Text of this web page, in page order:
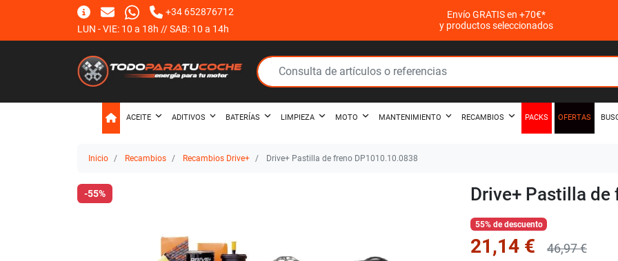
+34 652876712
LUN - VIE: 10 a 18h // SAB: 10 a 14h
Envío GRATIS en +70€*
y productos seleccionados
ACEITE ADITIVOS BATERÍAS LIMPIEZA MOTO MANTENIMIENTO RECAMBIOS PACKS OFERTAS
Inicio Recambios Recambios Drive+ Drive+ Pastilla de freno DP1010.10.0838
-55% Drive+ Pastilla
55% de descuento
21,14 € 46,97 €